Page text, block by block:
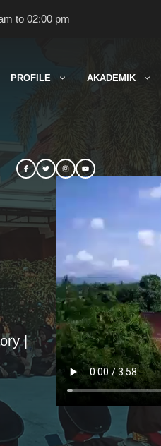
to 02:00 pm
PROFILE AKADEMIK
|